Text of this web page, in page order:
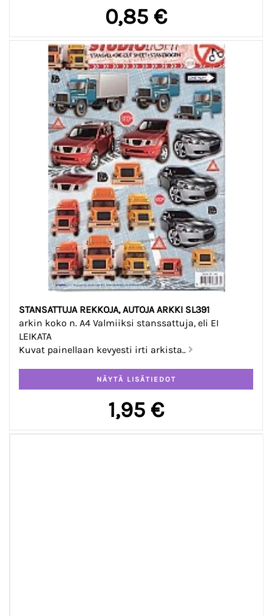
0,85 €
STANSATTUJA REKKOJA, AUTOJA ARKKI SL391
arkin koko n. A4 Valmiiksi stanssattuja, eli EI
LEIKATA
Kuvat painellaan kevyesti irti arkista..
1,95 €